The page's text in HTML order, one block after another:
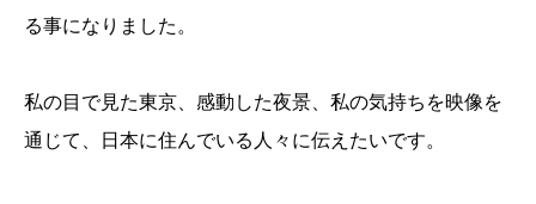
る事になりました。
私の目で見た東京、感動した夜景、私の気持ちを映像を
通じて、日本に住んでいる人々に伝えたいです。